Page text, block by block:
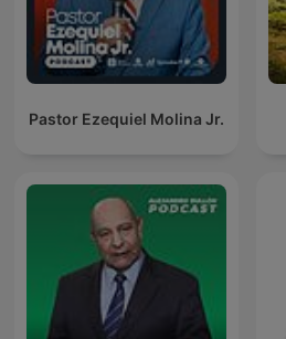
Pastor Ezequiel Molina Jr.